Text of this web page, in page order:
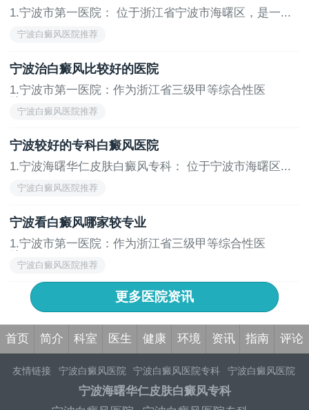
1.宁波市第一医院： 位于浙江省宁波市海曙区，是一...
宁波白癜风医院推荐
宁波治白癜风比较好的医院
1.宁波市第一医院：作为浙江省三级甲等综合性医
宁波白癜风医院推荐
宁波较好的专科白癜风医院
1.宁波海曙华仁皮肤白癜风专科： 位于宁波市海曙区...
宁波白癜风医院推荐
宁波看白癜风哪家较专业
1.宁波市第一医院：作为浙江省三级甲等综合性医
宁波白癜风医院推荐
更多医院资讯
首页 简介 科室 医生 健康 环境 资讯 指南 评论
友情链接 宁波白癜风医院 宁波白癜风医院专科
宁波白癜风医院
宁波治疗白癜风医院 宁波白癜风医院照片
宁波海曙华仁皮肤白癜风专科